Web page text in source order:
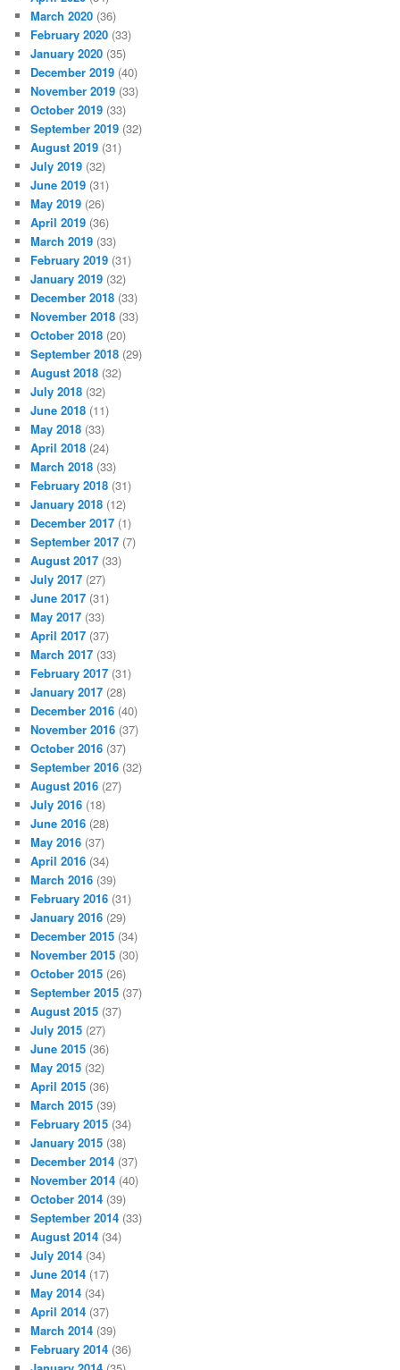
March 2020 (36)
February 2020 (33)
January 2020 (35)
December 2019 (40)
November 2019 (33)
October 2019 (33)
September 2019 (32)
August 2019 (31)
July 2019 (32)
June 2019 (31)
May 2019 (26)
April 2019 (36)
March 2019 (33)
February 2019 (31)
January 2019 (32)
December 2018 (33)
November 2018 (33)
October 2018 (20)
September 2018 (29)
August 2018 (32)
July 2018 (32)
June 2018 (11)
May 2018 (33)
April 2018 (24)
March 2018 (33)
February 2018 (31)
January 2018 (12)
December 2017 (1)
September 2017 (7)
August 2017 (33)
July 2017 (27)
June 2017 (31)
May 2017 (33)
April 2017 (37)
March 2017 (33)
February 2017 (31)
January 2017 (28)
December 2016 (40)
November 2016 (37)
October 2016 (37)
September 2016 (32)
August 2016 (27)
July 2016 (18)
June 2016 (28)
May 2016 (37)
April 2016 (34)
March 2016 (39)
February 2016 (31)
January 2016 (29)
December 2015 (34)
November 2015 (30)
October 2015 (26)
September 2015 (37)
August 2015 (37)
July 2015 (27)
June 2015 (36)
May 2015 (32)
April 2015 (36)
March 2015 (39)
February 2015 (34)
January 2015 (38)
December 2014 (37)
November 2014 (40)
October 2014 (39)
September 2014 (33)
August 2014 (34)
July 2014 (34)
June 2014 (17)
May 2014 (34)
April 2014 (37)
March 2014 (39)
February 2014 (36)